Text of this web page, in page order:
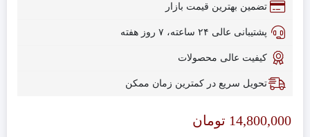
تضمین بهترین قیمت بازار
پشتیبانی عالی ۲۴ ساعته، ۷ روز هفته
کیفیت عالی محصولات
تحویل سریع در کمترین زمان ممکن
14,800,000 تومان